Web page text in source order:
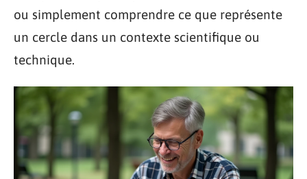
ou simplement comprendre ce que représente
un cercle dans un contexte scientifique ou
technique.